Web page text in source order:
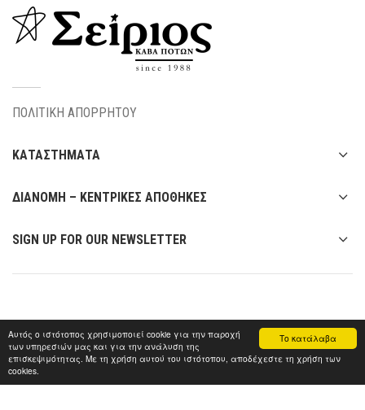
Το κατάλαβα
Αυτός ο ιστότοπος χρησιμοποιεί cookie για την παροχή
των υπηρεσιών μας και για την ανάλυση της
επισκεψιμότητας. Με τη χρήση αυτού του ιστότοπου, αποδέχεστε τη χρήση των
cookies.
ΠΟΛΙΤΙΚΗ ΑΠΟΡΡΗΤΟΥ
ΚΑΤΑΣΤΗΜΑΤΑ
ΔΙΑΝΟΜΗ – ΚΕΝΤΡΙΚΕΣ ΑΠΟΘΗΚΕΣ
SIGN UP FOR OUR NEWSLETTER